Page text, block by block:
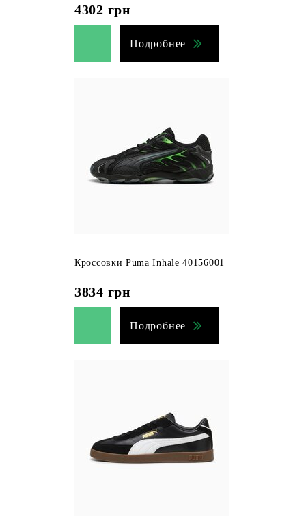
4302 грн
Подробнее
Кроссовки Puma Inhale 40156001
3834 грн
Подробнее